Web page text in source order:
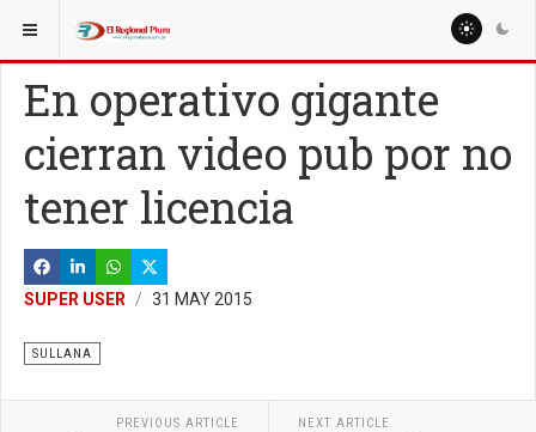
ESTÁ AQUÍ: LOCALES
En operativo gigante
cierran video pub por no
tener licencia
SUPER USER 31 MAY 2015
SULLANA
PREVIOUS ARTICLE NEXT ARTICLE